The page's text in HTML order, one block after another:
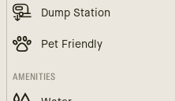
Dump Station
Pet Friendly
AMENITIES